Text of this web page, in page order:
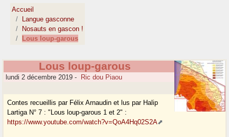
Accueil
Langue gasconne
Nosauts en gascon !
Lous loup-garous
Lous loup-garous
lundi 2 décembre 2019 - Ric dou Piaou
Contes recueillis par Félix Arnaudin et lus par Halip
Lartiga N° 7 : "Lous loup-garous 1 et 2" :
https://www.youtube.com/watch?v=QoA4Hq02S2A